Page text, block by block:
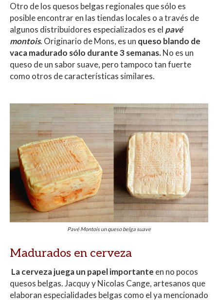
Otro de los quesos belgas regionales que sólo es
posible encontrar en las tiendas locales o a través de
algunos distribuidores especializados es el pavé
montois. Originario de Mons, es un queso blando de
vaca madurado sólo durante 3 semanas.No es un
queso de un sabor suave, pero tampoco tan fuerte
como otros de características similares.
Pavé Montois un queso belga suave
Madurados en cerveza
La cerveza juega un papel importante en no pocos
quesos belgas. Jacquy y Nicolas Cange, artesanos que
elaboran especialidades belgas como el ya mencionado